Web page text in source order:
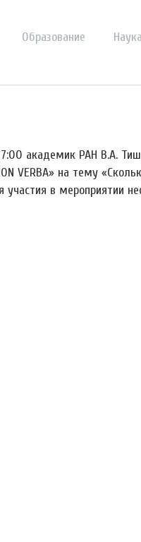
Образование Наука
академик РАН В.А.
VERBA» на тему
участия в мероприятии